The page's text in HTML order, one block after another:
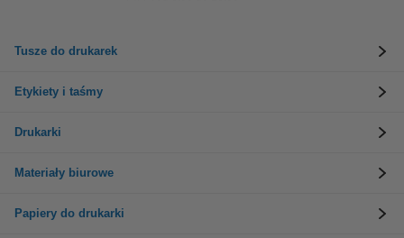
Tusze do drukarek
Etykiety i taśmy
Drukarki
Materiały biurowe
Papiery do drukarki